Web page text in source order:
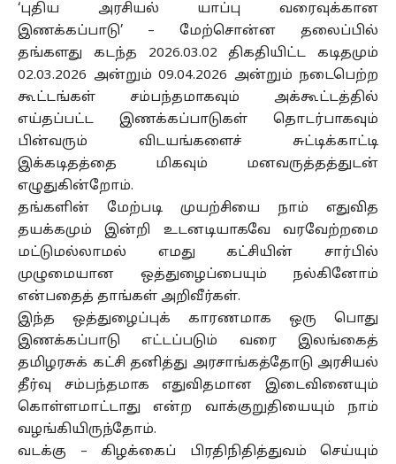
‘புதிய அரசியல் யாப்பு வரைவுக்கான
இணக்கப்பாடு’ – மேற்சொன்ன தலைப்பில்
தங்களது கடந்த 2026.03.02 திகதியிட்ட கடிதமும்
02.03.2026 அன்றும் 09.04.2026 அன்றும் நடைபெற்ற
கூட்டங்கள் சம்பந்தமாகவும் அக்கூட்டத்தில்
எய்தப்பட்ட இணக்கப்பாடுகள் தொடர்பாகவும்
பின்வரும் விடயங்களைச் சுட்டிக்காட்டி
இக்கடிதத்தை மிகவும் மனவருத்தத்துடன்
எழுதுகின்றோம்.
தங்களின் மேற்படி முயற்சியை நாம் எதுவித
தயக்கமும் இன்றி உடனடியாகவே வரவேற்றமை
மட்டுமல்லாமல் எமது கட்சியின் சார்பில்
முழுமையான ஒத்துழைப்பையும் நல்கினோம்
என்பதைத் தாங்கள் அறிவீர்கள்.
இந்த ஒத்துழைப்புக் காரணமாக ஒரு பொது
இணக்கப்பாடு எட்டப்படும் வரை இலங்கைத்
தமிழரசுக் கட்சி தனித்து அரசாங்கத்தோடு அரசியல்
தீர்வு சம்பந்தமாக எதுவிதமான இடைவினையும்
கொள்ளமாட்டாது என்ற வாக்குறுதியையும் நாம்
வழங்கியிருந்தோம்.
வடக்கு – கிழக்கைப் பிரதிநிதித்துவம் செய்யும்